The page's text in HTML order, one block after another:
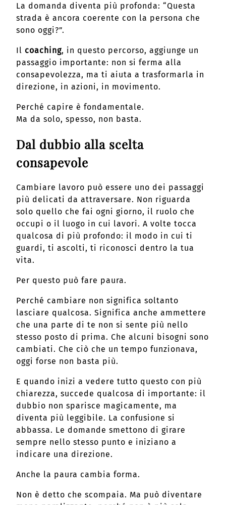
La domanda diventa più profonda: “Questa
strada è ancora coerente con la persona che
sono oggi?”.
Il coaching, in questo percorso, aggiunge un
passaggio importante: non si ferma alla
consapevolezza, ma ti aiuta a trasformarla in
direzione, in azioni, in movimento.
Perché capire è fondamentale.
Ma da solo, spesso, non basta.
Dal dubbio alla scelta
consapevole
Cambiare lavoro può essere uno dei passaggi
più delicati da attraversare. Non riguarda
solo quello che fai ogni giorno, il ruolo che
occupi o il luogo in cui lavori. A volte tocca
qualcosa di più profondo: il modo in cui ti
guardi, ti ascolti, ti riconosci dentro la tua
vita.
Per questo può fare paura.
Perché cambiare non significa soltanto
lasciare qualcosa. Significa anche ammettere
che una parte di te non si sente più nello
stesso posto di prima. Che alcuni bisogni sono
cambiati. Che ciò che un tempo funzionava,
oggi forse non basta più.
E quando inizi a vedere tutto questo con più
chiarezza, succede qualcosa di importante: il
dubbio non sparisce magicamente, ma
diventa più leggibile. La confusione si
abbassa. Le domande smettono di girare
sempre nello stesso punto e iniziano a
indicare una direzione.
Anche la paura cambia forma.
Non è detto che scompaia. Ma può diventare